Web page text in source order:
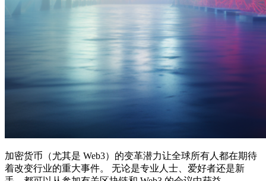
加密货币（尤其是 Web3）的变革潜力让全球所有人都在期待
着改变行业的重大事件。 无论是专业人士、爱好者还是新